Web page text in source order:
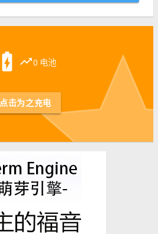
battery_charging_full trending_up0 电池
点击为之充电